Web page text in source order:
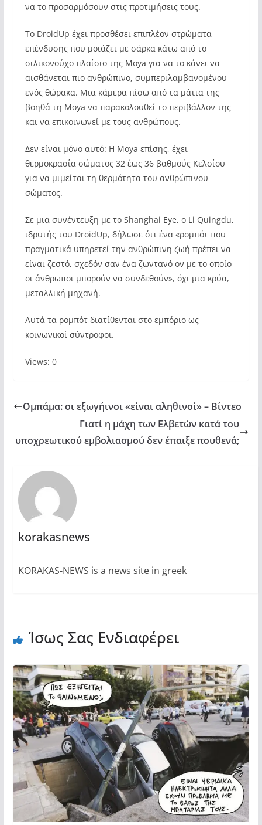
να το προσαρμόσουν στις προτιμήσεις τους.
Το DroidUp έχει προσθέσει επιπλέον στρώματα
επένδυσης που μοιάζει με σάρκα κάτω από το
σιλικονούχο πλαίσιο της Moya για να το κάνει να
αισθάνεται πιο ανθρώπινο, συμπεριλαμβανομένου
ενός θώρακα. Μια κάμερα πίσω από τα μάτια της
βοηθά τη Moya να παρακολουθεί το περιβάλλον της
και να επικοινωνεί με τους ανθρώπους.
Δεν είναι μόνο αυτό: Η Moya επίσης, έχει
θερμοκρασία σώματος 32 έως 36 βαθμούς Κελσίου
για να μιμείται τη θερμότητα του ανθρώπινου
σώματος.
Σε μια συνέντευξη με το Shanghai Eye, ο Li Quingdu,
ιδρυτής του DroidUp, δήλωσε ότι ένα «ρομπότ που
πραγματικά υπηρετεί την ανθρώπινη ζωή πρέπει να
είναι ζεστό, σχεδόν σαν ένα ζωντανό ον με το οποίο
οι άνθρωποι μπορούν να συνδεθούν», όχι μια κρύα,
μεταλλική μηχανή.
Αυτά τα ρομπότ διατίθενται στο εμπόριο ως
κοινωνικοί σύντροφοι.
Views: 0
Ομπάμα: οι εξωγήινοι «είναι αληθινοί» – Βίντεο
Γιατί η μάχη των Ελβετών κατά του
υποχρεωτικού εμβολιασμού δεν έπαιξε πουθενά;
korakasnews
KORAKAS-NEWS is a news site in greek
Ίσως Σας Ενδιαφέρει